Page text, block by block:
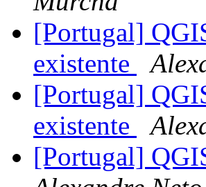
[Portugal]
existente
[Portugal]
existente
[Portugal]